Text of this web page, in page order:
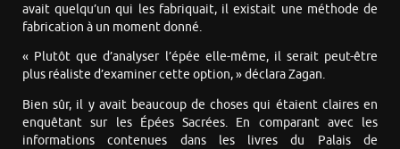
avait quelqu’un qui les fabriquait, il existait une méthode de
fabrication à un moment donné.
« Plutôt que d’analyser l’épée elle-même, il serait peut-être
plus réaliste d’examiner cette option, » déclara Zagan.
Bien sûr, il y avait beaucoup de choses qui étaient claires en
enquêtant sur les Épées Sacrées. En comparant avec les
informations contenues dans les livres du Palais de